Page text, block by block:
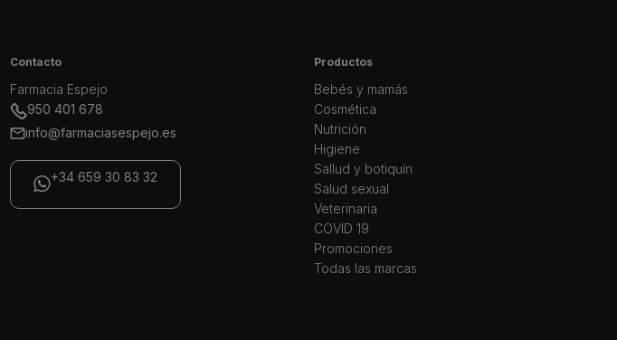
Contacto
Farmacia Espejo
950 401 678
info@farmaciasespejo.es
+34 659 30 83 32
Productos
Bebés y mamás
Cosmética
Nutrición
Higiene
Sallud y botiquín
Salud sexual
Veterinaria
COVID 19
Promociones
Todas las marcas